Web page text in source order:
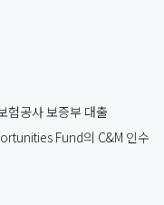
험공사 보증부 대출
Fund의 C&M 인수